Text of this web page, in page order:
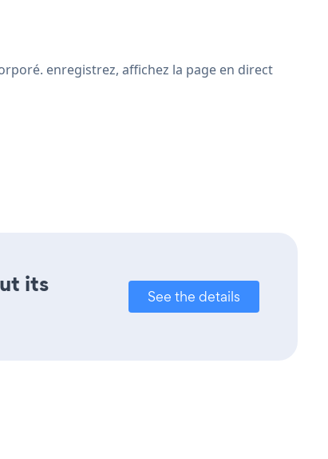
enregistrez, affichez la page en direct
its
See the details